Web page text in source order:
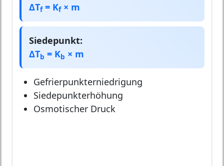
ΔTf= Kf× m
Siedepunkt:
ΔTb = Kb × m
Gefrierpunkterniedrigung
Siedepunkterhöhung
Osmotischer Druck